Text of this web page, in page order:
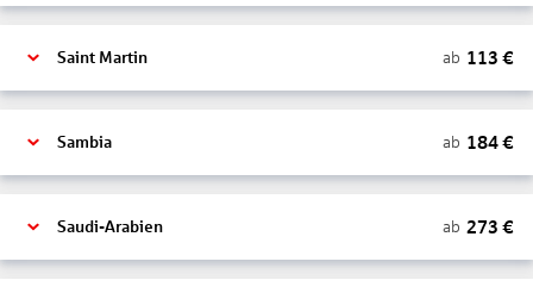
Saint Martin ab 113 €
Sambia ab 184€
Saudi-Arabien ab 273 €